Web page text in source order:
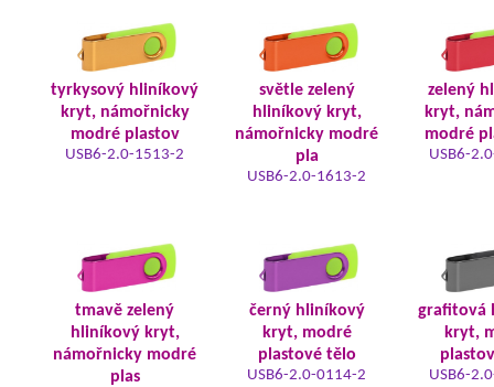
tyrkysový hliníkový
kryt, námořnicky
modré plastov
USB6-2.0-1513-2
světle zelený
hliníkový kryt,
námořnicky modré
pla
USB6-2.0-1613-2
zelený
kryt,
modré
USB6-
tmavě zelený
hliníkový kryt,
námořnicky modré
plas
černý hliníkový
kryt, modré
plastové tělo
USB6-2.0-0114-2
grafitová
kryt,
USB6-